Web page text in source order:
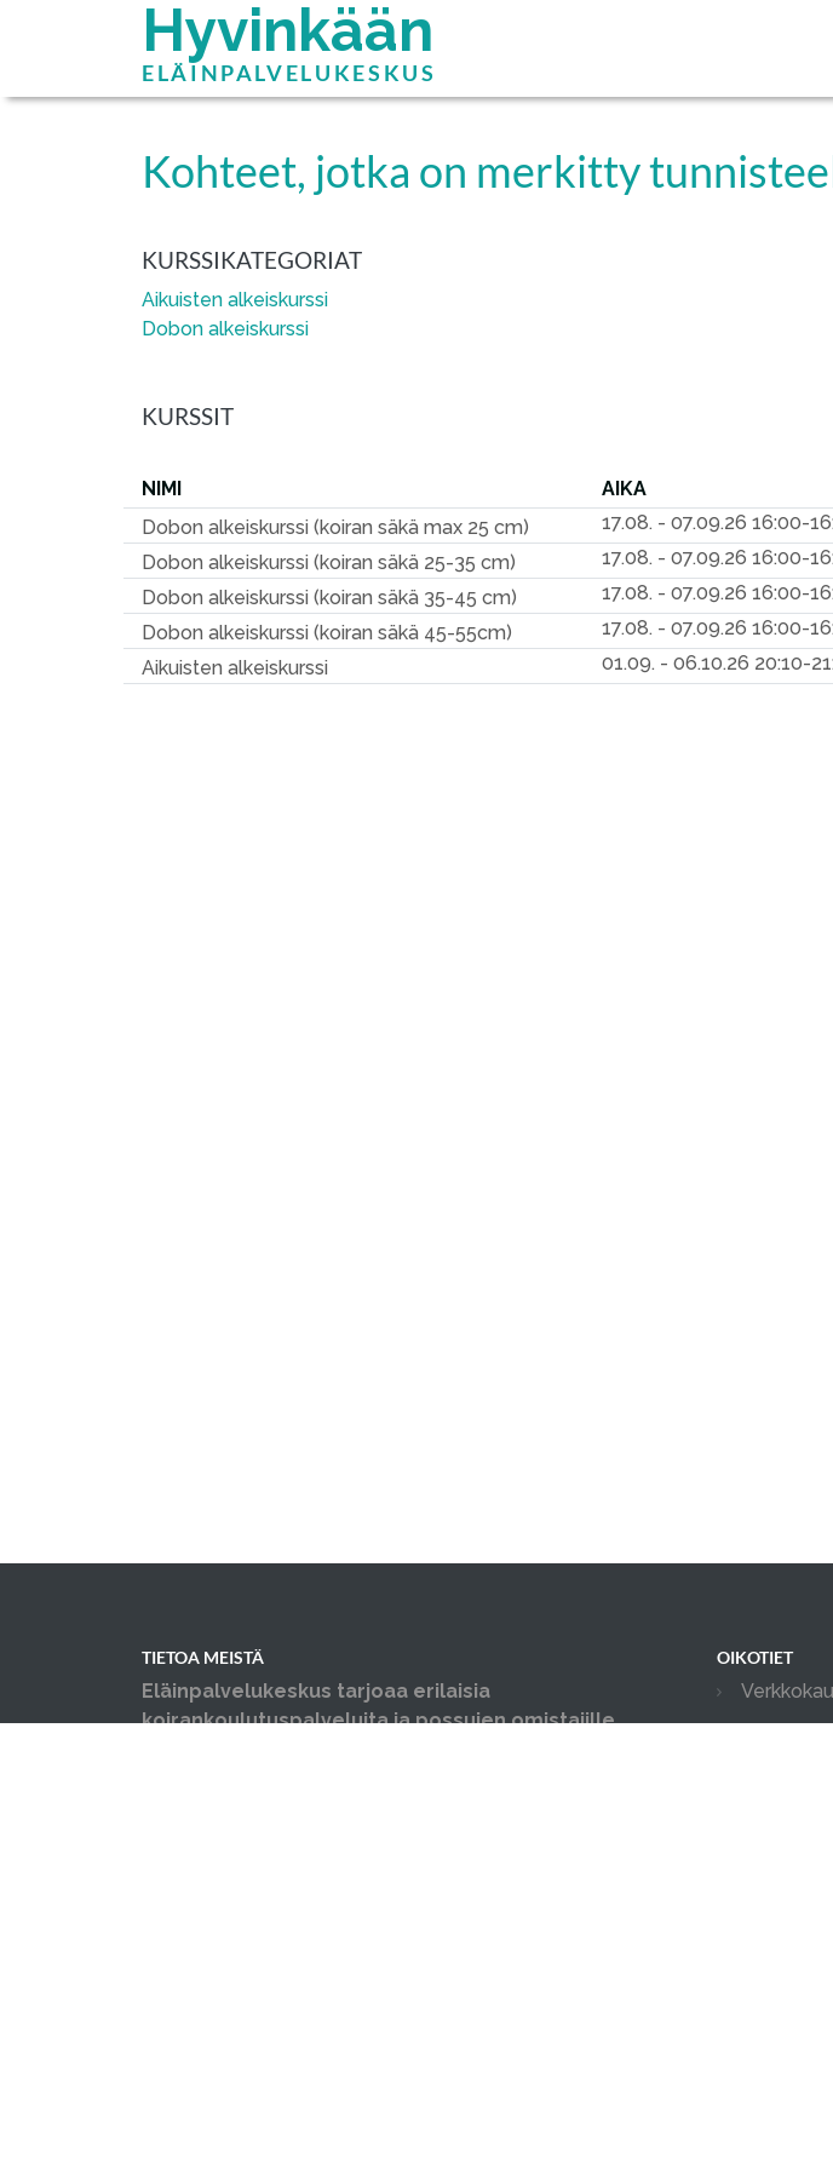
Hyvinkään
ELÄINPALVELUKESKUS
Kohteet, jotka on merkitty
KURSSIKATEGORIAT
Aikuisten alkeiskurssi
Dobon alkeiskurssi
KURSSIT
NIMI AIKA
Dobon alkeiskurssi (koiran säkä max 25 cm)
17.08. - 07.09.26 16:00-
Dobon alkeiskurssi (koiran säkä 25-35 cm)
17.08. - 07.09.26 16:00-
Dobon alkeiskurssi (koiran säkä 35-45 cm)
17.08. - 07.09.26 16:00-
Dobon alkeiskurssi (koiran säkä 45-55cm)
17.08. - 07.09.26 16:00-
Aikuisten alkeiskurssi
01.09. - 06.10.26 20:10-
TIETOA MEISTÄ
Eläinpalvelukeskus tarjoaa erilaisia
koirankoulutuspalveluita ja possujen omistajille
OIKOTIET